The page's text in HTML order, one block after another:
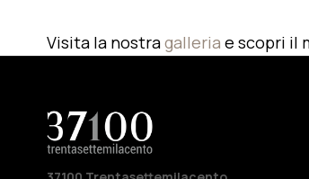
Visita la nostragalleria e scopri il